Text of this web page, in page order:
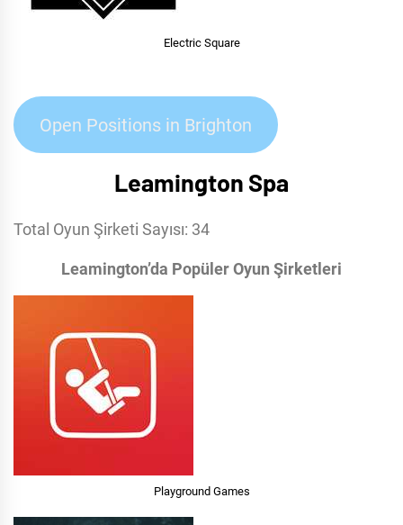
Electric Square
Open Positions in Brighton
Leamington Spa
Total Oyun Şirketi Sayısı: 34
Leamington’da Popüler Oyun Şirketleri
Playground Games